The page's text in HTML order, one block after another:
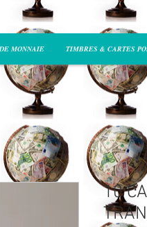
MONNAIE TIMBRES & CARTES
10